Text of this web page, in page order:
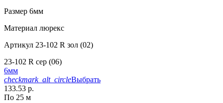
Размер 6мм
Материал люрекс
Артикул 23-102 R зол (02)
23-102 R сер (06)
6мм
checkmark_alt_circleВыбрать
133.53 р.
По 25 м